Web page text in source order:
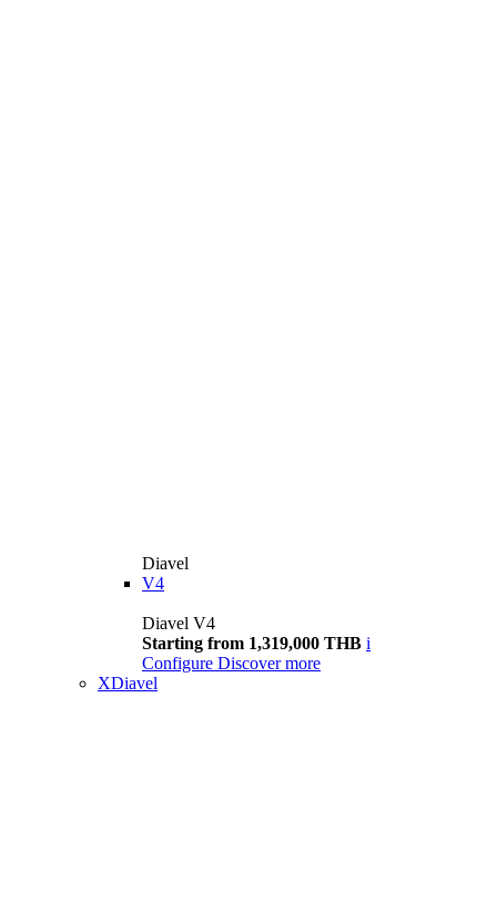
Diavel
V4
Diavel V4
Starting from 1,319,000 THB i
Configure Discover more
XDiavel